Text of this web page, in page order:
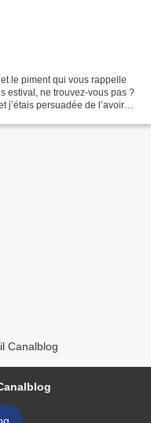
le piment qui vous rappelle
estival, ne trouvez-vous pas ?
j’étais persuadée de l’avoir
Canalblog